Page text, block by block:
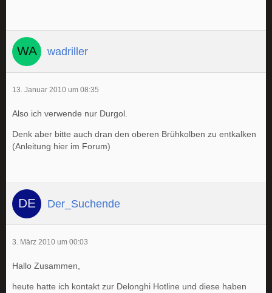
wadriller
13. Januar 2010 um 08:35
Also ich verwende nur Durgol.
Denk aber bitte auch dran den oberen Brühkolben zu entkalken
(Anleitung hier im Forum)
Der_Suchende
3. März 2010 um 00:03
Hallo Zusammen,
heute hatte ich kontakt zur Delonghi Hotline und diese haben